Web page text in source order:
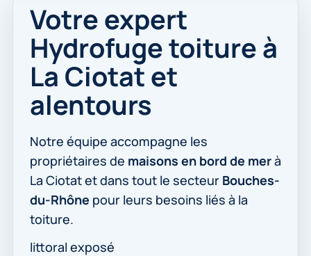
Votre expert
Hydrofuge toiture à
La Ciotat et
alentours
Notre équipe accompagne les
propriétaires de maisons en bord de merà
La Ciotat et dans tout le secteur Bouches-
du-Rhône pour leurs besoins liés à la
toiture.
littoral exposé